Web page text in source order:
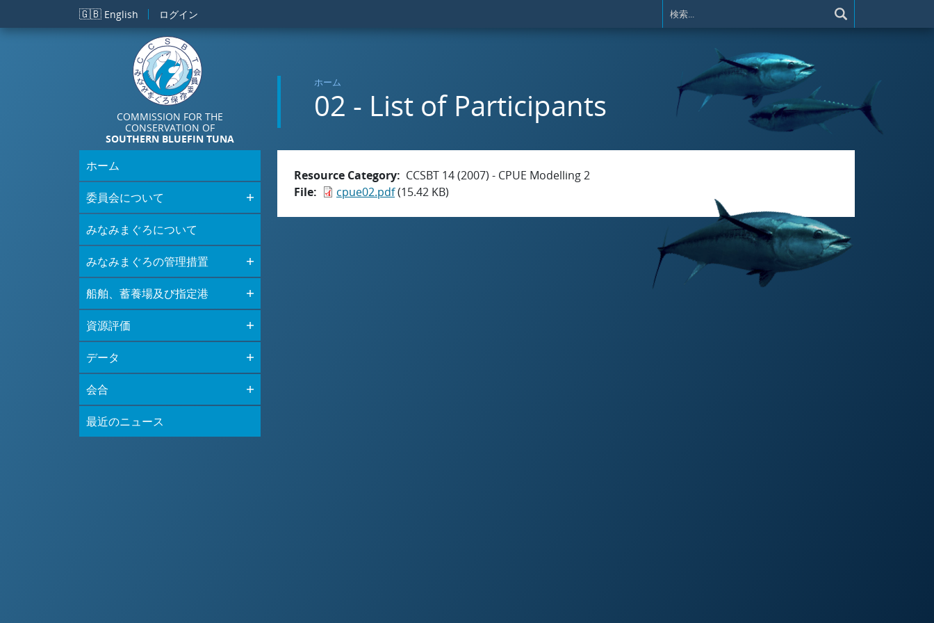
メインコンテンツに移動
🇬🇧 English ログイン
COMMISSION FOR THE
CONSERVATION OF
SOUTHERN BLUEFIN TUNA
ホーム
02 - List of Participants
ホーム
委員会について
みなみまぐろについて
みなみまぐろの管理措置
船舶、蓄養場及び指定港
資源評価
データ
会合
最近のニュース
Resource Category
CCSBT 14 (2007) - CPUE Modelling 2
File
cpue02.pdf(15.42 KB)